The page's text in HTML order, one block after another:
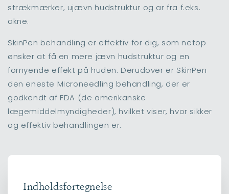
strækmærker, ujævn hudstruktur og ar fra f.eks.
akne.
SkinPen behandling er effektiv for dig, som netop
ønsker at få en mere jævn hudstruktur og en
fornyende effekt på huden. Derudover er SkinPen
den eneste Microneedling behandling, der er
godkendt af FDA (de amerikanske
lægemiddelmyndigheder), hvilket viser, hvor sikker
og effektiv behandlingen er.
Indholdsfortegnelse